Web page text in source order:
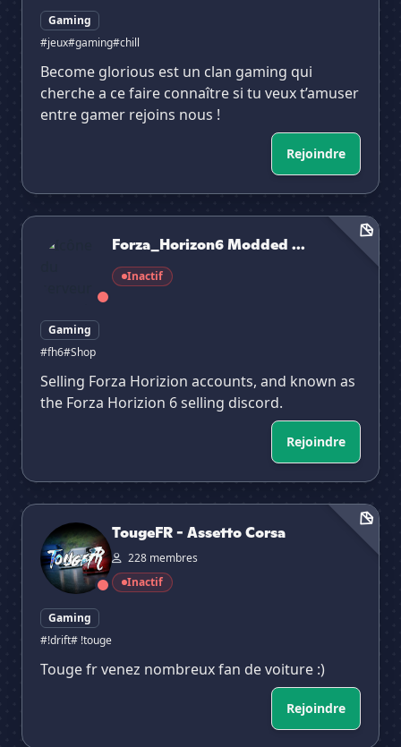
Gaming
#jeux#gaming#chill
Become glorious est un clan gaming qui
cherche a ce faire connaître si tu veux t’amuser
entre gamer rejoins nous !
Rejoindre
Forza_Horizon6 Modded marketplace.
Forza_Horizon6 Modded ...
Inactif
Gaming
#fh6#Shop
Selling Forza Horizion accounts, and known as
the Forza Horizion 6 selling discord.
Rejoindre
TougeFR - Assetto Corsa
TougeFR - Assetto Corsa
228 membres
Inactif
Gaming
#!drift# !touge
Touge fr venez nombreux fan de voiture :)
Rejoindre